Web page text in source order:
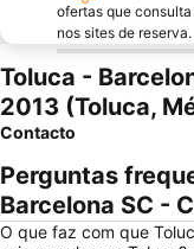
ofertas que
nos sites de reserva.
Toluca -
2013 (Toluca,
Contacto
Perguntas
Barcelona SC -
O que faz com que